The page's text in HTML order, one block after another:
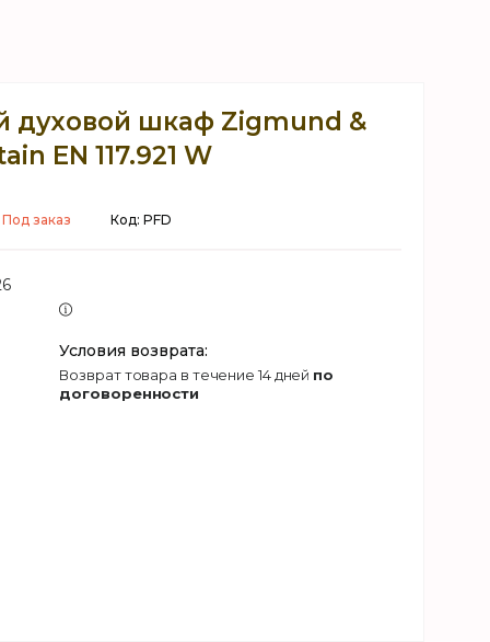
духовой шкаф Zigmund &
EN 117.921 W
Под заказ Код: PFD
возврат товара в течение 14 дней по
договоренности